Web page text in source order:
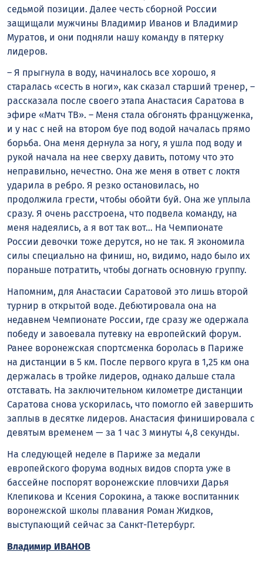
седьмой позиции. Далее честь сборной России
защищали мужчины Владимир Иванов и Владимир
Муратов, и они подняли нашу команду в пятерку
лидеров.
– Я прыгнула в воду, начиналось все хорошо, я
старалась «сесть в ноги», как сказал старший тренер, –
рассказала после своего этапа Анастасия Саратова в
эфире «Матч ТВ». – Меня стала обгонять француженка,
и у нас с ней на втором буе под водой началась прямо
борьба. Она меня дернула за ногу, я ушла под воду и
рукой начала на нее сверху давить, потому что это
неправильно, нечестно. Она же меня в ответ с локтя
ударила в ребро. Я резко остановилась, но
продолжила грести, чтобы обойти буй. Она же уплыла
сразу. Я очень расстроена, что подвела команду, на
меня надеялись, а я вот так вот… На Чемпионате
России девочки тоже дерутся, но не так. Я экономила
силы специально на финиш, но, видимо, надо было их
пораньше потратить, чтобы догнать основную группу.
Напомним, для Анастасии Саратовой это лишь второй
турнир в открытой воде. Дебютировала она на
недавнем Чемпионате России, где сразу же одержала
победу и завоевала путевку на европейский форум.
Ранее воронежская спортсменка боролась в Париже
на дистанции в 5 км. После первого круга в 1,25 км она
держалась в тройке лидеров, однако дальше стала
отставать. На заключительном километре дистанции
Саратова снова ускорилась, что помогло ей завершить
заплыв в десятке лидеров. Анастасия финишировала с
девятым временем — за 1 час 3 минуты 4,8 секунды.
На следующей неделе в Париже за медали
европейского форума водных видов спорта уже в
бассейне поспорят воронежские пловчихи Дарья
Клепикова и Ксения Сорокина, а также воспитанник
воронежской школы плавания Роман Жидков,
выступающий сейчас за Санкт-Петербург.
Владимир ИВАНОВ